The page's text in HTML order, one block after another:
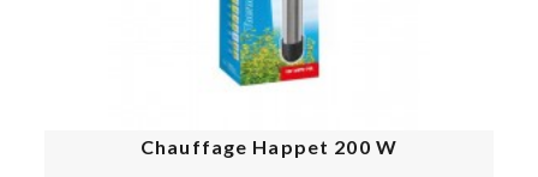
Chauffage Happet 200 W